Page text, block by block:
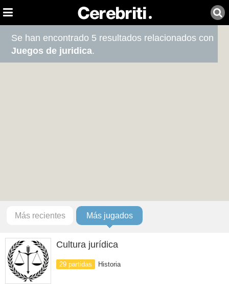
Se han encontrado 5 resultados relacionados con
Juegos de juridica.
Más recientes Más jugados
Cultura jurídica
29 partidas Historia